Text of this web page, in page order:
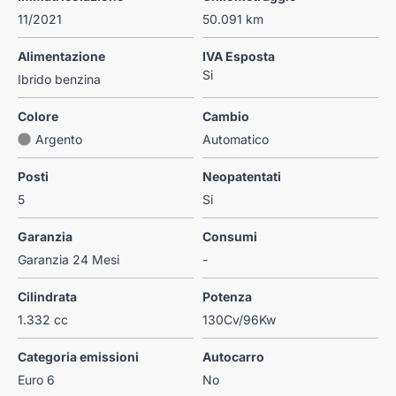
11/2021
50.091 km
Alimentazione
Ibrido benzina
IVA Esposta
Si
Colore
Argento
Cambio
Automatico
Posti
5
Neopatentati
Si
Garanzia
Garanzia 24 Mesi
Consumi
-
Cilindrata
1.332 cc
Potenza
130Cv/96Kw
Categoria emissioni
Euro 6
Autocarro
No